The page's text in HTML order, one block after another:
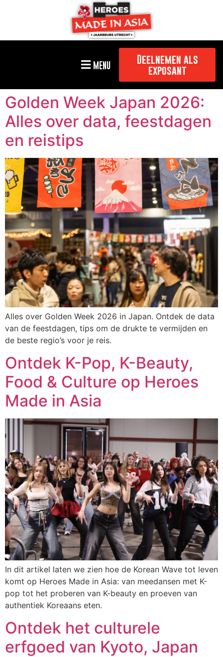
MENU
Deelnemen als
exposant
Golden Week Japan 2026:
Alles over data, feestdagen
en reistips
Alles over Golden Week 2026 in Japan. Ontdek de data
van de feestdagen, tips om de drukte te vermijden en
de beste regio’s voor je reis.
Ontdek K-Pop, K-Beauty,
Food & Culture op Heroes
Made in Asia
In dit artikel laten we zien hoe de Korean Wave tot leven
komt op Heroes Made in Asia: van meedansen met K-
pop tot het proberen van K-beauty en proeven van
authentiek Koreaans eten.
Ontdek het culturele
erfgoed van Kyoto, Japan